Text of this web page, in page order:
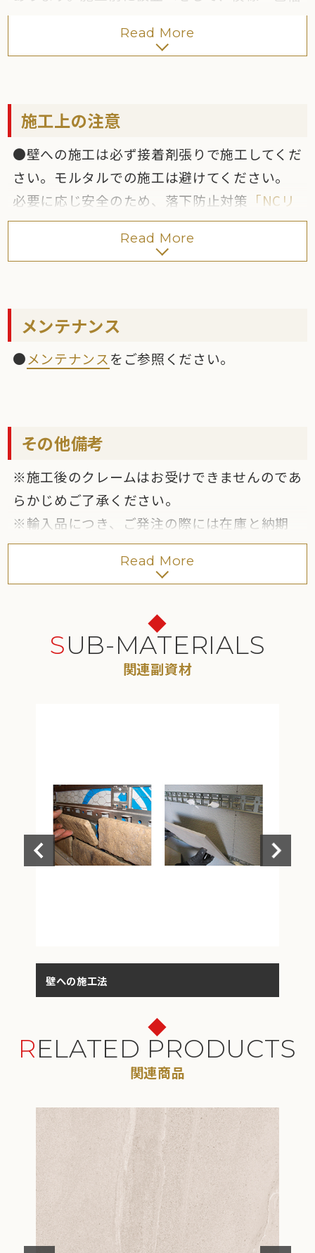
●寸法には多少の誤差があります。標準目地幅
す。規格基準内の僅かな凹凸でも光による陰影
で強調される場合があります。ご理解の上、ご
採用ください。
●防滑性の高いタイルです。商品の特性上、汚
れが付きやすく特に白色系、黒色系は目立つ
場合があります。
●300×600角はタイルの性質上反りがありま
を推奨します。
なります。
Read More
施工上の注意
●壁への施工は必ず接着剤張りで施工してくだ
さい。モルタルでの施工は避けてください。
必要に応じ安全のため、落下防止対策 「NCリ
ベット金具」を行ってください。接着剤はセメ
ダイン（株）：タイルエースF
●屋内壁への施工は
法」を推奨します。
●屋外壁への施工は、「NC新ビームハール工
「全面接着剤張り工法」
ラス工法」を推奨します。
●屋外床への施工は「圧着張り工法」「改良
圧着張り工法」を推奨します。
Read More
メンテナンス
●メンテナンス をご参照ください。
その他備考
※施工後のクレームはお受けできませんのであ
らかじめご了承ください。
※輸入品につき、ご発注の際には在庫と納期
をご確認ください。なお、予告なしに仕様の
変更や生産中止となることがあります。
Read More
SUB-MATERIALS
関連副資材
壁への施工法
RELATED PRODUCTS
関連商品